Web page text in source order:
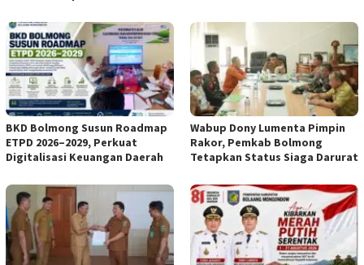
BKD Bolmong Susun Roadmap
ETPD 2026–2029, Perkuat
Digitalisasi Keuangan Daerah
Wabup Dony Lumenta Pimpin
Rakor, Pemkab Bolmong
Tetapkan Status Siaga Darurat